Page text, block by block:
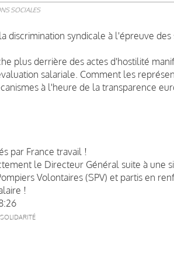
SOCIALES
discrimination syndicale à l'épreuve des
plus derrière des actes d'hostilité
salariale. Comment les
à l'heure de la transparence
par France travail !
le Directeur Général suite à une
Volontaires (SPV) et partis en
!